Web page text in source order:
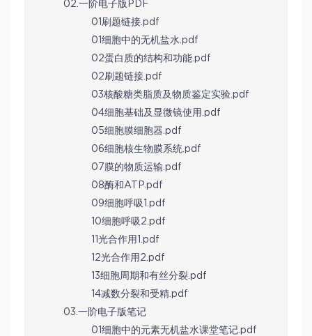
02.一阶电子版PDF
01刷题链接.pdf
01细胞中的无机盐水.pdf
02蛋白质的结构和功能.pdf
02刷题链接.pdf
03核酸糖类脂质及物质鉴定实验.pdf
04细胞基础及显微镜使用.pdf
05细胞膜细胞器.pdf
06细胞核生物膜系统.pdf
07膜的物质运输.pdf
08酶和ATP.pdf
09细胞呼吸1.pdf
10细胞呼吸2.pdf
11光合作用1.pdf
12光合作用2.pdf
13细胞周期和有丝分裂.pdf
14减数分裂和受精.pdf
03.一阶电子版笔记
01细胞中的元素无机盐水课堂笔记.pdf